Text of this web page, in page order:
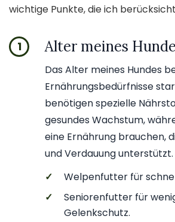
wichtige Punkte, die ich
1 Alter meines
Das Alter meines Hundes
Ernährungsbedürfnisse
benötigen spezielle
gesundes Wachstum,
eine Ernährung brauchen,
und Verdauung unterstützt.
✓
Welpenfutter für
✓
Seniorenfutter für
Gelenkschutz.